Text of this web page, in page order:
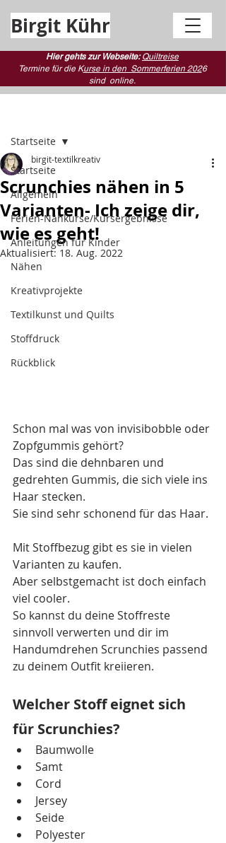
Birgit Kühr
Hier gehts zur Webseite:Quiltreise
Termine für die Kurse in den Sommerferien 2026
sind online.
Startseite
Allgemein
Ferien-Nähkurse/Kursergebnisse
Anleitungen für Kinder
Nähen
Kreativprojekte
Textilkunst und Quilts
Stoffdruck
Rückblick
Startseite
Scrunchies nähen in 5
Varianten- Ich zeige dir,
wie es geht!
birgit-textilkreativ
Aktualisiert: 18. Aug. 2022
Schon mal was von invisibobble oder
Zopfgummis gehört?
Das sind die dehnbaren und
gedrehten Gummis, die sich viele ins
Haar stecken.
Sie sind sehr schonend für das Haar.
Mit Stoffbezug gibt es sie in vielen
Varianten zu kaufen.
Aber selbstgemacht ist doch einfach
viel cooler.
So kannst du deine Stoffreste
sinnvoll verwerten und dir im
Handumdrehen Scrunchies passend
zu deinem Outfit kreiieren.
Welcher Stoff eignet sich
für Scrunchies?
Baumwolle
Samt
Cord
Jersey
Seide
Polyester